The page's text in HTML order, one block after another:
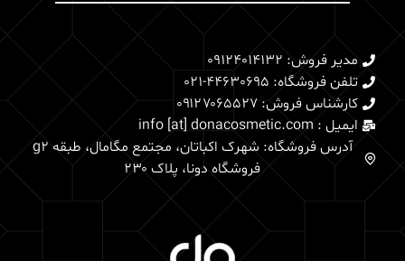
مدیر فروش: 09124014132
تلفن فروشگاه: 44630695-021
کارشناس فروش: 0۹۱۲۷۰۶۵۵۲۷
ایمیل : info [at] donacosmetic.com
آدرس فروشگاه: شهرک اکباتان، مجتمع مگامال، طبقه g2
فروشگاه دونا، پلاک ۲۳۰